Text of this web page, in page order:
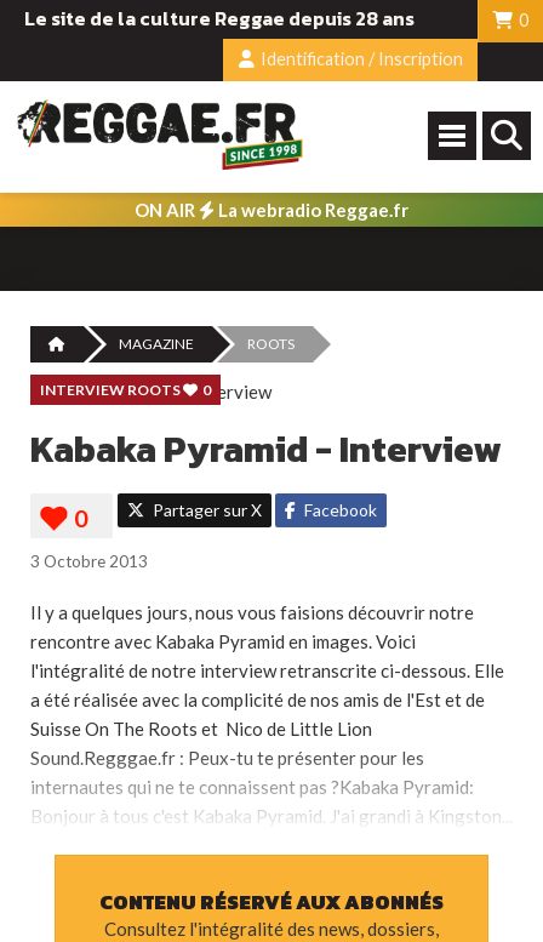
Le site de la culture Reggae depuis 28 ans
0
Identification / Inscription
ON AIR La webradio Reggae.fr
MAGAZINE ROOTS
INTERVIEW ROOTS 0
Kabaka Pyramid - Interview
Partager sur X Facebook
3 Octobre 2013
Il y a quelques jours, nous vous faisions découvrir notre
rencontre avec Kabaka Pyramid en images. Voici
l'intégralité de notre interview retranscrite ci-dessous. Elle
a été réalisée avec la complicité de nos amis de l'Est et de
Suisse On The Roots et Nico de Little Lion
Sound.Regggae.fr : Peux-tu te présenter pour les
internautes qui ne te connaissent pas ?Kabaka Pyramid:
Bonjour à tous c'est Kabaka Pyramid. J'ai grandi à Kingston...
CONTENU RÉSERVÉ AUX ABONNÉS
Consultez l'intégralité des news, dossiers,